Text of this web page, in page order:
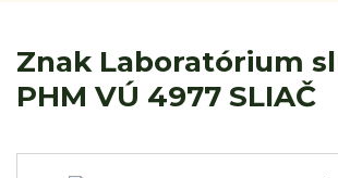
Znak Laboratórium
PHM VÚ 4977 SLIAČ